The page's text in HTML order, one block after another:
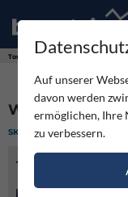
Touren
WANDSPITZE -
SKITOUR MITTEL
TOURENINFO
Auf unserer
davon werden
ermöglichen, Ihre
zu verbessern.